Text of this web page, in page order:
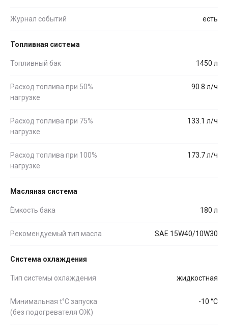
Журнал событий есть
Топливная система
Топливный бак 1450 л
Расход топлива при 50%
нагрузке
90.8 л/ч
Расход топлива при 75%
нагрузке
133.1 л/ч
Расход топлива при 100%
нагрузке
173.7 л/ч
Масляная система
Ёмкость бака 180 л
Рекомендуемый тип масла SAE 15W40/10W30
Система охлаждения
Тип системы охлаждения жидкостная
Минимальная t°С запуска
(без подогревателя ОЖ)
-10 °С